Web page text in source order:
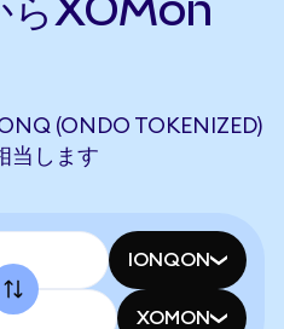
(ONDO TOKENIZED)
当します
IONQON
XOMON